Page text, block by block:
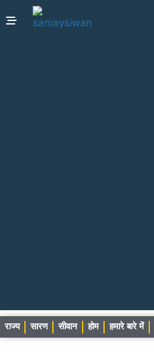
राज्य सारण सीवान होम हमारे बारे में